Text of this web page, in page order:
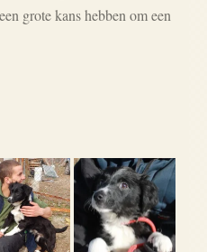
grote kans hebben om een